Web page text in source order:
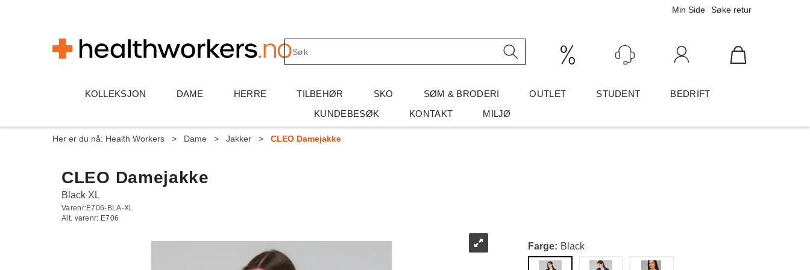
Søke retur
Min Side
KOLLEKSJON DAME HERRE TILBEHØR SKO SØM & BRODERI OUTLET STUDENT
BEDRIFT
KUNDEBESØK
KONTAKT MILJØ
Her er du nå: Health Workers > Dame > Jakker > CLEO Damejakke
CLEO Damejakke
Black XL
Varenr:E706-BLA-XL
Alt. varenr: E706
Farge Black